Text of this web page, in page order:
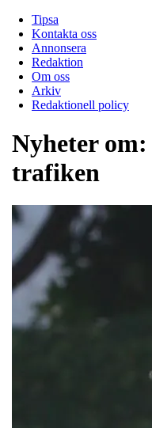
Tipsa
Kontakta oss
Annonsera
Redaktion
Om oss
Arkiv
Redaktionell policy
Nyheter om:
trafiken